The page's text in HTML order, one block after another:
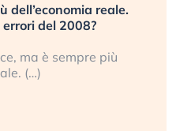
dell’economia reale.
del 2008?
ma è sempre più
(…)